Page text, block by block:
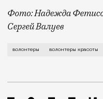
Фото: Надежда
Сергей Валуев
Пациентам, особенно
волонтеры волонтеры красоты